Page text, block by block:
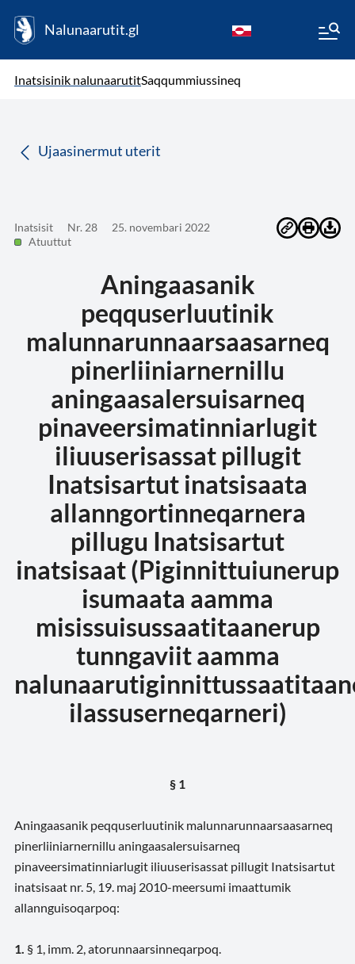
Nalunaarutit.gl
Inatsisinik nalunaarutitSaqqummiussineq
Ujaasinermut uterit
Inatsisit Nr. 28
25. novembari 2022
Atuuttut
Aningaasanik
peqquserluutinik
malunnarunnaarsaasarneq
pinerliiniarnernillu
aningaasalersuisarneq
pinaveersimatinniarlugit
iliuuserisassat pillugit
Inatsisartut inatsisaata
allanngortinneqarnera
pillugu Inatsisartut
inatsisaat (Piginnittuiunerup
isumaata aamma
misissuisussaatitaanerup
tunngaviit aamma
ilassuserneqarneri)
§ 1
Aningaasanik peqquserluutinik malunnarunnaarsaasarneq
pinerliiniarnernillu aningaasalersuisarneq
pinaveersimatinniarlugit iliuuserisassat pillugit Inatsisartut
inatsisaat nr. 5, 19. maj 2010-meersumi imaattumik
allannguisoqarpoq:
1. § 1, imm. 2, atorunnaarsinneqarpoq.